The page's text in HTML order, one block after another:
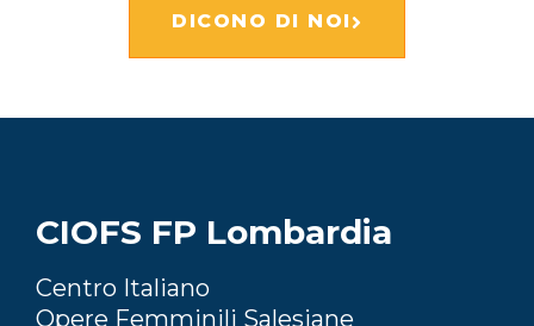
DICONO DI NOI
CIOFS FP Lombardia
Centro Italiano
Opere Femminili Salesiane